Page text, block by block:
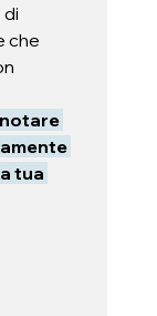
di
che
tua